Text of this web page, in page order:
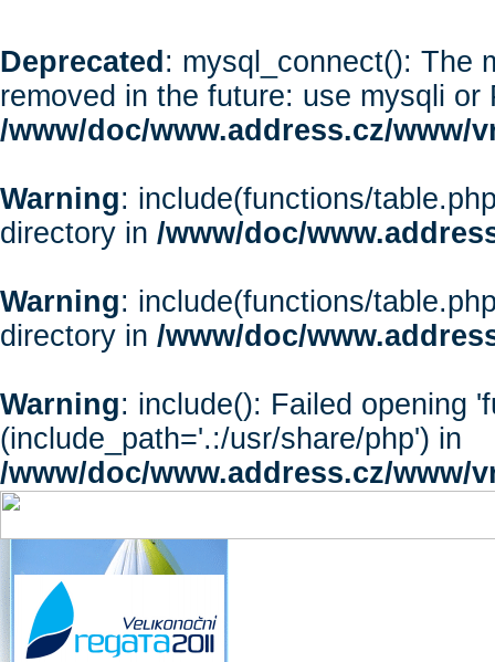
Deprecated : mysql_connect(): The
removed in the future: use mysqli or
/www/doc/www.address.cz/www/
Warning: include(functions/
directory in /www/doc/
Warning: include(functions/
directory in /www/doc/
Warning: include(): Failed opening
(include_path='.:/usr/share/php') in
/www/doc/www.address.cz/www/